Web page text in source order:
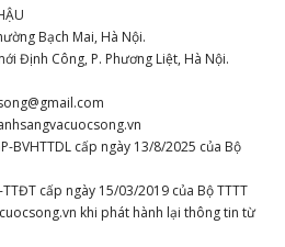
Bạch Mai, Hà Nội.
Định Công, P. Phương Liệt, Hà Nội.
BVHTTDL cấp ngày 13/8/2025 của Bộ
TTĐT cấp ngày 15/03/2019 của Bộ TTTT
khi phát hành lại thông tin từ